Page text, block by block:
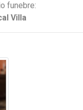
funebre:
Villa